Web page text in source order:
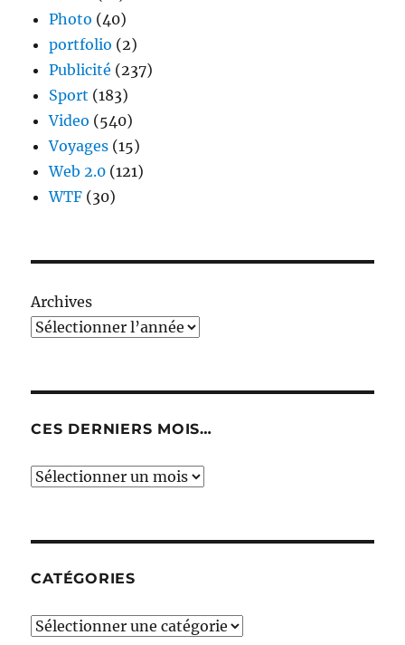
Photo (40)
portfolio (2)
Publicité (237)
Sport (183)
Video (540)
Voyages (15)
Web 2.0 (121)
WTF (30)
Archives
CES DERNIERS MOIS…
Ces
CATÉGORIES
Catégories